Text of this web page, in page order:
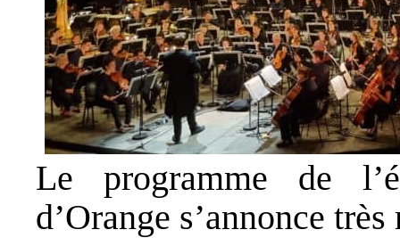
Le programme de
d’Orange s’annonce